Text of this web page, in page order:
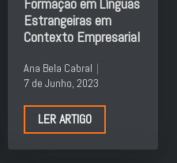
Formação em Línguas
Estrangeiras em
Contexto Empresarial
Ana Bela Cabral
7 de Junho, 2023
LER ARTIGO